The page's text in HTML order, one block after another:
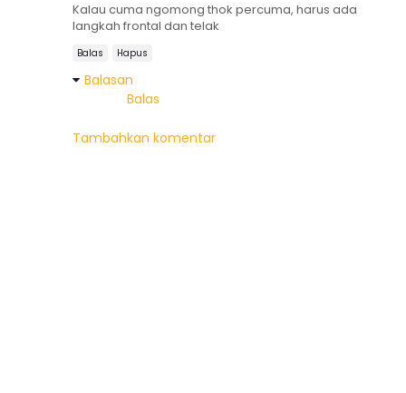
Kalau cuma ngomong thok percuma, harus ada
langkah frontal dan telak
Balas Hapus
Balasan
Balas
Tambahkan komentar